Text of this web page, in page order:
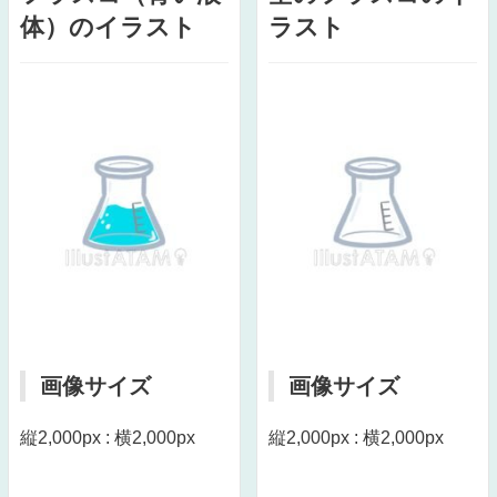
体）のイラスト
画像サイズ
縦2,000px : 横2,000px
ラスト
画像サイズ
縦2,000px : 横2,000px